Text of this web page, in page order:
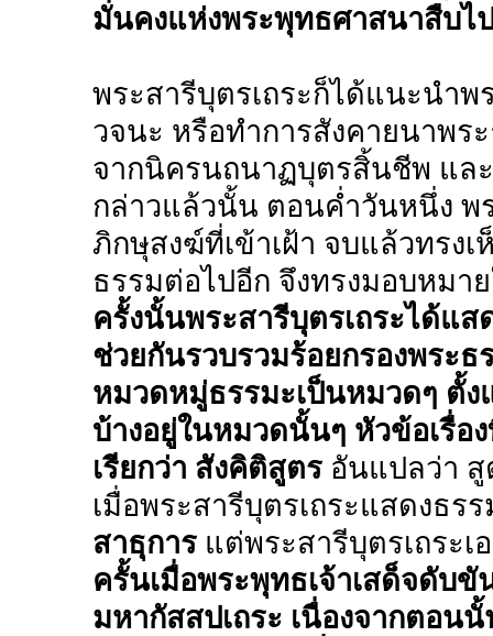
มั่นคงแห่งพระพุทธศาสนาสืบไ
พระสารีบุตรเถระก็ได้แนะนำ
วจนะ หรือทำการสังคายนาพร
จากนิครนถนาฏบุตรสิ้นชีพ แล
กล่าวแล้วนั้น ตอนค่ำวันหนึ่ง พ
ภิกษุสงฆ์ที่เข้าเฝ้า จบแล้วทรง
ธรรมต่อไปอีก จึงทรงมอบหมา
ครั้งนั้นพระสารีบุตรเถระได้แ
ช่วยกันรวบรวมร้อยกรองพระ
หมวดหมู่ธรรมะเป็นหมวดๆ ตั้ง
บ้างอยู่ในหมวดนั้นๆ หัวข้อเรื่อ
เรียกว่า สังคิติสูตรอันแปลว่า สู
เมื่อพระสารีบุตรเถระแสดงธร
สาธุการแต่พระสารีบุตรเถระ
ครั้นเมื่อพระพุทธเจ้าเสด็จดับ
มหากัสสปเถระ เนื่องจากตอน